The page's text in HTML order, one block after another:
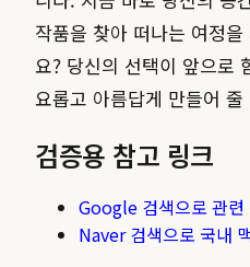
작품을 찾아 떠나는 여정
요? 당신의 선택이 앞으로
요롭고 아름답게 만들어 줄
검증용 참고 링크
Google 검색으로 관련
Naver 검색으로 국내